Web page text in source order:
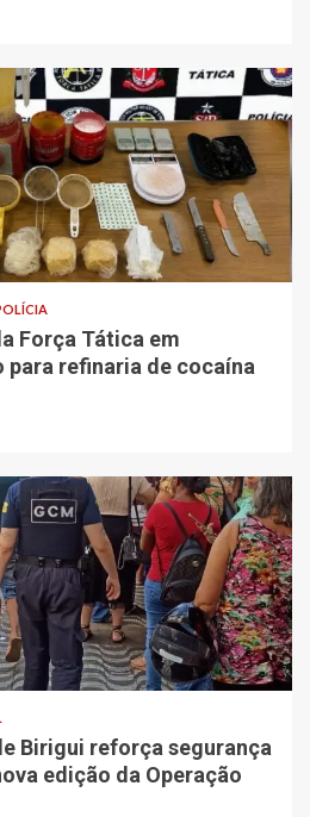
Força Tática em
para refinaria de cocaína
Birigui reforça segurança
edição da Operação